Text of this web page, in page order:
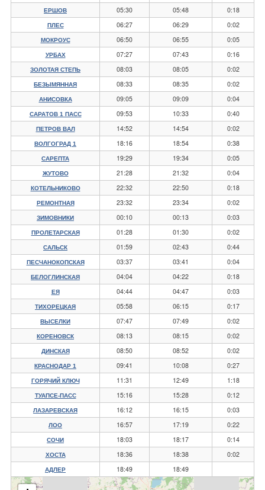
ЕРШОВ 05:30 05:48 0:18
ПЛЕС 06:27 06:29 0:02
МОКРОУС 06:50 06:55 0:05
УРБАХ 07:27 07:43 0:16
ЗОЛОТАЯ СТЕПЬ 08:03 08:05 0:02
БЕЗЫМЯННАЯ 08:33 08:35 0:02
АНИСОВКА 09:05 09:09 0:04
САРАТОВ 1 ПАСС 09:53 10:33 0:40
ПЕТРОВ ВАЛ 14:52 14:54 0:02
ВОЛГОГРАД 1 18:16 18:54 0:38
САРЕПТА 19:29 19:34 0:05
ЖУТОВО 21:28 21:32 0:04
КОТЕЛЬНИКОВО 22:32 22:50 0:18
РЕМОНТНАЯ 23:32 23:34 0:02
ЗИМОВНИКИ 00:10 00:13 0:03
ПРОЛЕТАРСКАЯ 01:28 01:30 0:02
САЛЬСК 01:59 02:43 0:44
ПЕСЧАНОКОПСКАЯ 03:37 03:41 0:04
БЕЛОГЛИНСКАЯ 04:04 04:22 0:18
ЕЯ 04:44 04:47 0:03
ТИХОРЕЦКАЯ 05:58 06:15 0:17
ВЫСЕЛКИ 07:47 07:49 0:02
КОРЕНОВСК 08:13 08:15 0:02
ДИНСКАЯ 08:50 08:52 0:02
КРАСНОДАР 1 09:41 10:08 0:27
ГОРЯЧИЙ КЛЮЧ 11:31 12:49 1:18
ТУАПСЕ-ПАСС 15:16 15:28 0:12
ЛАЗАРЕВСКАЯ 16:12 16:15 0:03
ЛОО 16:57 17:19 0:22
СОЧИ 18:03 18:17 0:14
ХОСТА 18:36 18:38 0:02
АДЛЕР 18:49 18:49